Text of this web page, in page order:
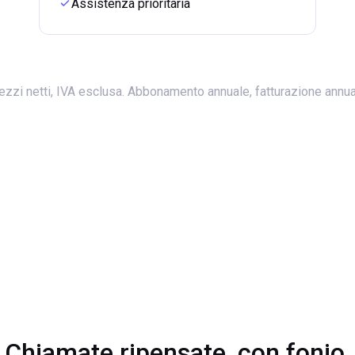
Assistenza prioritaria
netti, IVA esclusa. Abbonamento annuale, fatturazione